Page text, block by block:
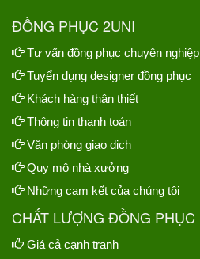
ĐỒNG PHỤC 2UNI
Tư vấn đồng phục chuyên nghiệp
Tuyển dụng designer đồng phục
Khách hàng thân thiết
Thông tin thanh toán
Văn phòng giao dịch
Quy mô nhà xưởng
Những cam kết của chúng tôi
CHẤT LƯỢNG ĐỒNG PHỤC
Giá cả cạnh tranh